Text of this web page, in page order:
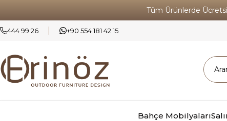
Tüm Ürünlerde
444 99 26 +90 554 181 42 15
Bahçe Mobilyaları